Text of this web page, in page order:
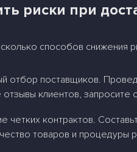
риски при
способов снижения
отбор поставщиков.
отзывы клиентов,
четких контрактов.
товаров и